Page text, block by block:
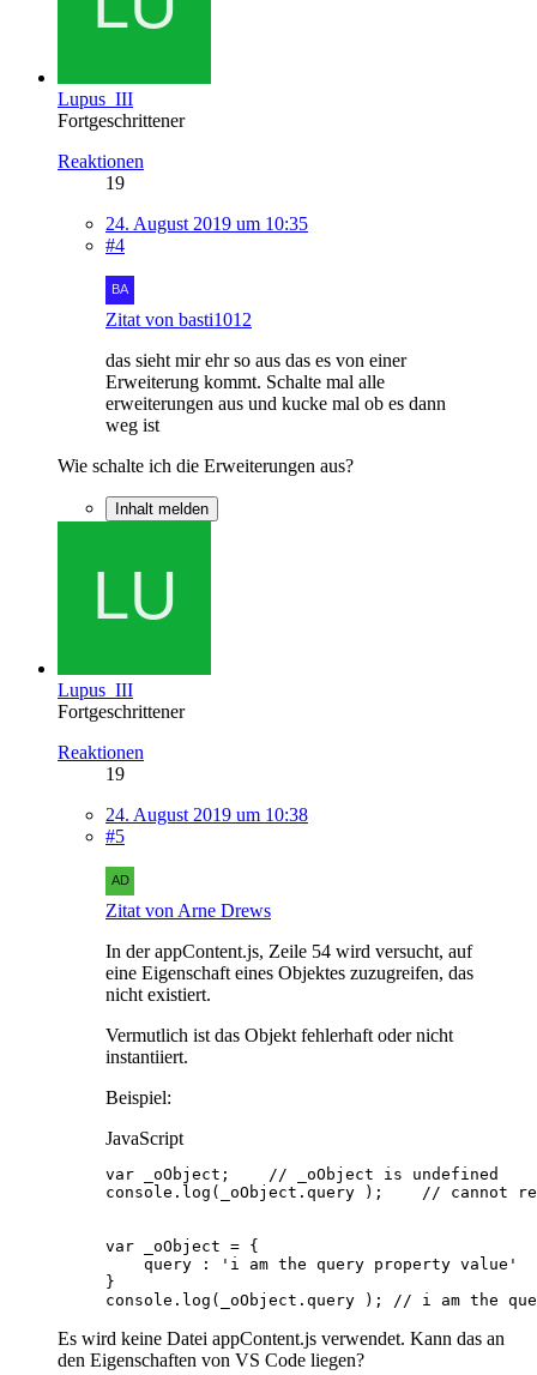
Lupus_III
Fortgeschrittener
Reaktionen
19
24. August 2019 um 10:35
#4
Zitat von basti1012
das sieht mir ehr so aus das es von einer
Erweiterung kommt. Schalte mal alle
erweiterungen aus und kucke mal ob es dann
weg ist
Wie schalte ich die Erweiterungen aus?
Inhalt melden
Lupus_III
Fortgeschrittener
Reaktionen
19
24. August 2019 um 10:38
#5
Zitat von Arne Drews
In der appContent.js, Zeile 54 wird versucht, auf
eine Eigenschaft eines Objektes zuzugreifen, das
nicht existiert.
Vermutlich ist das Objekt fehlerhaft oder nicht
instantiiert.
Beispiel:
JavaScript
console.log(_oObject.query ); // i am the
Es wird keine Datei appContent.js verwendet. Kann das an
den Eigenschaften von VS Code liegen?